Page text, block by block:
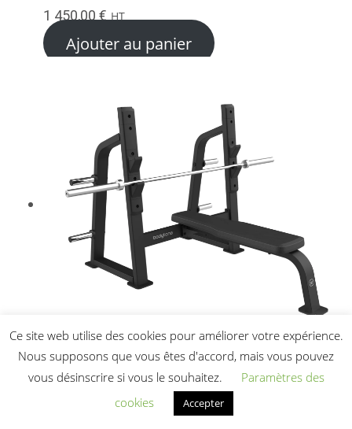
1 450,00 € HT
Ajouter au panier
Machine développé couché olympique
Ce site web utilise des cookies pour améliorer votre expérience.
Nous supposons que vous êtes d'accord, mais vous pouvez
vous désinscrire si vous le souhaitez.
Paramètres des
cookies
Accepter